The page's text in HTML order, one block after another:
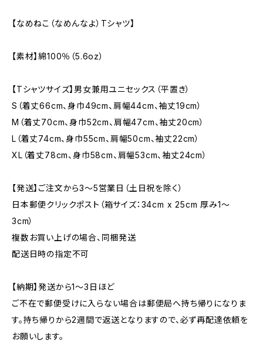
【なめねこ（なめんなよ）Tシャツ】
【素材】綿100％（5.6oz）
【Tシャツサイズ】男女兼用ユニセックス（平置き）
S（着丈66cm、身巾49cm、肩幅44cm、袖丈19cm）
M（着丈70cm、身巾52cm、肩幅47cm、袖丈20cm）
L（着丈74cm、身巾55cm、肩幅50cm、袖丈22cm）
XL（着丈78cm、身巾58cm、肩幅53cm、袖丈24cm）
【発送】ご注文から3〜5営業日（土日祝を除く）
日本郵便クリックポスト（箱サイズ：34cm x 25cm 厚み1〜
3cm）
複数お買い上げの場合、同梱発送
配送日時の指定不可
【納期】発送から1〜3日ほど
ご不在で郵便受けに入らない場合は郵便局へ持ち帰りになりま
す。持ち帰りから2週間で返送となりますので、必ず再配達依頼を
お願いします。